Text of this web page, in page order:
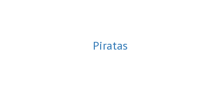
Piratas